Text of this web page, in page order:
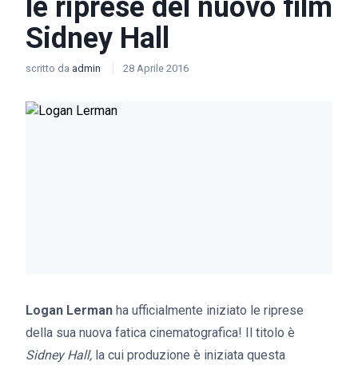
le riprese del nuovo film
Sidney Hall
scritto da admin 28 Aprile 2016
Logan Lerman ha ufficialmente iniziato le riprese
della sua nuova fatica cinematografica! Il titolo è
Sidney Hall, la cui produzione è iniziata questa